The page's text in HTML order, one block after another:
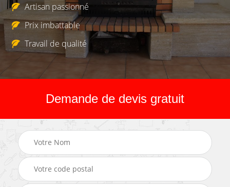
Artisan passionné
Prix imbattable
Travail de qualité
Demande de devis gratuit